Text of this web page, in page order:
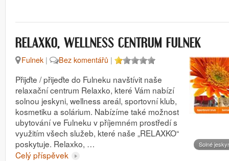
RELAXKO, WELLNESS CENTRUM FULNEK
Solné
Fulnek | Bez komentářů |
Přijďte / přijeďte do Fulneku navštívit naše
relaxační centrum Relaxko, které Vám nabízí
solnou jeskyni, wellness areál, sportovní klub,
kosmetiku a solárium. Nabízíme také možnost
ubytování ve Fulneku v příjemném prostředí s
využitím všech služeb, které naše „RELAXKO“
poskytuje. Relaxko, …
Celý příspěvek